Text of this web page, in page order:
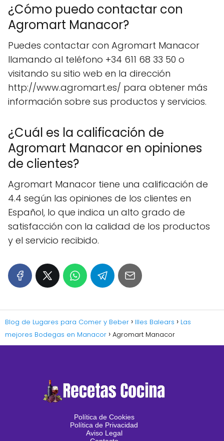
¿Cómo puedo contactar con
Agromart Manacor?
Puedes contactar con Agromart Manacor
llamando al teléfono +34 611 68 33 50 o
visitando su sitio web en la dirección
http://www.agromart.es/ para obtener más
información sobre sus productos y servicios.
¿Cuál es la calificación de
Agromart Manacor en opiniones
de clientes?
Agromart Manacor tiene una calificación de
4.4 según las opiniones de los clientes en
Español, lo que indica un alto grado de
satisfacción con la calidad de los productos
y el servicio recibido.
Blog de Lugares para Comer y Beber Illes Balears
Las
mejores Bodegas en Manacor
Agromart Manacor
Política de Cookies
Política de Privacidad
Aviso Legal